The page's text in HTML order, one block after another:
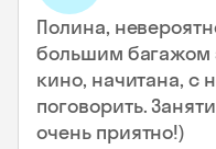
Полина,
большим багажом
кино, начитана, с
поговорить.
очень приятно!)